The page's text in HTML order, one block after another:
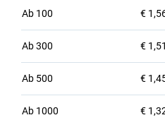
Ab 100 €
Ab300 €
Ab 500 €
Ab 1000 €